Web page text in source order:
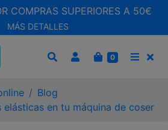
COMPRAS SUPERIORES A 50€
MÁS DETALLES
CARRITO
0
Blog
elásticas en tu máquina de coser